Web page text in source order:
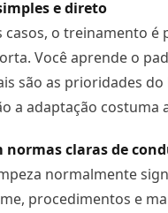
e direto
casos, o treinamento
Você aprende o
são as prioridades
a adaptação
normas claras de
normalmente
procedimentos e